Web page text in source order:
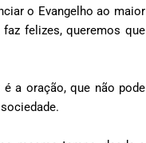
o Evangelho ao maior
felizes, queremos que
a oração, que não pode